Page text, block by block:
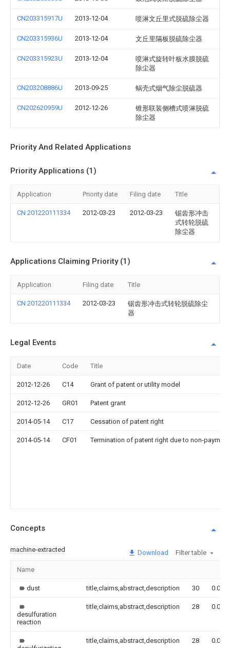
CN203315917U 2013-12-04 喷淋文丘里式脱硫除尘器
CN203315936U 2013-12-04 文丘里隔板脱硫除尘器
CN203315923U 2013-12-04
喷淋式旋转叶板水膜脱硫
除尘器
CN203208886U 2013-09-25 蜗壳式烟气除尘脱硫器
CN202620959U 2012-12-26
锥形联装侧槽式喷淋脱硫
除尘器
Priority And Related Applications
Priority Applications (1)
Application Priority date Filing date Title
CN 201220111334 2012-03-23 2012-03-23
锯齿形冲击
式转轮脱硫
除尘器
Applications Claiming Priority (1)
Application Filing date Title
CN 201220111334 2012-03-23
锯齿形冲击式转轮脱硫除尘
器
Legal Events
Date Code Title
2012-12-26 C14 Grant of patent or utility model
2012-12-26 GR01 Patent grant
2014-05-14 C17 Cessation of patent right
2014-05-14 CF01 Termination of patent right due to non-
Concepts
machine-extracted Download Filter table
Name
dust title,claims,abstract,description 30 0.000
desulfuration
reaction
title,claims,abstract,description 28 0.000
title,claims,abstract,description 28 0.000